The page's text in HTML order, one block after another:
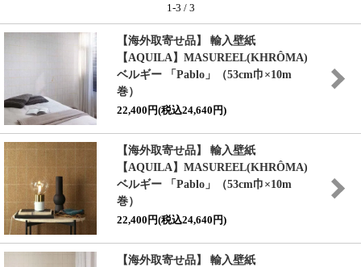
1-3 / 3
【海外取寄せ品】 輸入壁紙
【AQUILA】MASUREEL(KHRÔMA)
ベルギー 「Pablo」（53cm巾×10m
巻）
22,400円(税込24,640円)
【海外取寄せ品】 輸入壁紙
【AQUILA】MASUREEL(KHRÔMA)
ベルギー 「Pablo」（53cm巾×10m
巻）
22,400円(税込24,640円)
【海外取寄せ品】 輸入壁紙